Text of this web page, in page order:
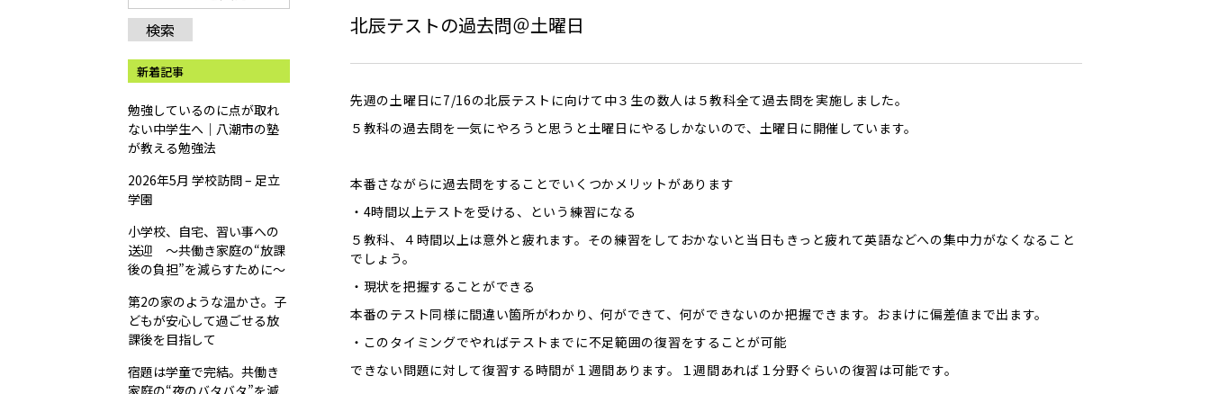
検索
新着記事
勉強しているのに点が取れ
ない中学生へ｜八潮市の塾
が教える勉強法
2026年5月 学校訪問 – 足立
学園
小学校、自宅、習い事への
送迎 ～共働き家庭の“放課
後の負担”を減らすために～
第2の家のような温かさ。子
どもが安心して過ごせる放
課後を目指して
宿題は学童で完結。共働き
家庭の“夜のバタバタ”を減
北辰テストの過去問＠土曜日
先週の土曜日に7/16の北辰テストに向けて中３生の数人は５教科全て過去問を実施しました。
５教科の過去問を一気にやろうと思うと土曜日にやるしかないので、土曜日に開催しています。
本番さながらに過去問をすることでいくつかメリットがあります
・4時間以上テストを受ける、という練習になる
５教科、４時間以上は意外と疲れます。その練習をしておかないと当日もきっと疲れて英語などへの集中力がなくなること
でしょう。
・現状を把握することができる
本番のテスト同様に間違い箇所がわかり、何ができて、何ができないのか把握できます。おまけに偏差値まで出ます。
・このタイミングでやればテストまでに不足範囲の復習をすることが可能
できない問題に対して復習する時間が１週間あります。１週間あれば１分野ぐらいの復習は可能です。